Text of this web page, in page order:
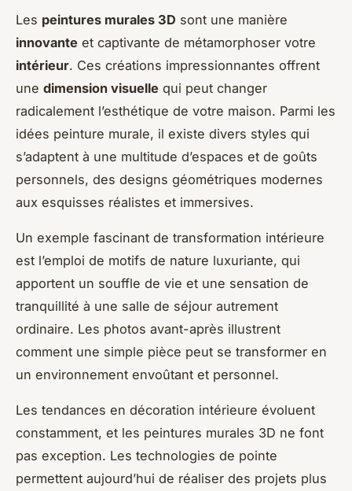
Les peintures murales 3D sont une manière
innovante et captivante de métamorphoser votre
intérieur. Ces créations impressionnantes offrent
une dimension visuelle qui peut changer
radicalement l’esthétique de votre maison. Parmi les
idées peinture murale, il existe divers styles qui
s’adaptent à une multitude d’espaces et de goûts
personnels, des designs géométriques modernes
aux esquisses réalistes et immersives.
Un exemple fascinant de transformation intérieure
est l’emploi de motifs de nature luxuriante, qui
apportent un souffle de vie et une sensation de
tranquillité à une salle de séjour autrement
ordinaire. Les photos avant-après illustrent
comment une simple pièce peut se transformer en
un environnement envoûtant et personnel.
Les tendances en décoration intérieure évoluent
constamment, et les peintures murales 3D ne font
pas exception. Les technologies de pointe
permettent aujourd’hui de réaliser des projets plus